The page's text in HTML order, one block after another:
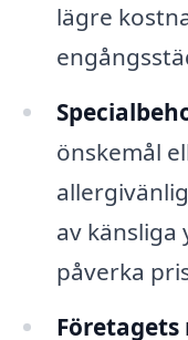
lägre
önskemål
av känsliga
påverka